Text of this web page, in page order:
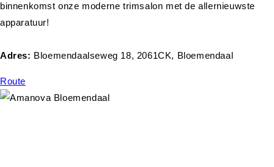
binnenkomst onze moderne trimsalon met de allernieuwste
apparatuur!
Adres: Bloemendaalseweg 18, 2061CK, Bloemendaal
Route